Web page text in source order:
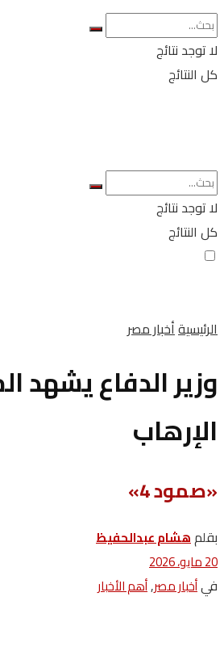
لا توجد نتائج
كل النتائج
لا توجد نتائج
كل النتائج
الرئيسيةأخبار مصر
وزير الدفاع يشهد
الإرهاب
«صمود 4»
بقلمهشام عبدالحفيظ
20 مايو، 2026
فيأخبار مصر,أهم الأخبار